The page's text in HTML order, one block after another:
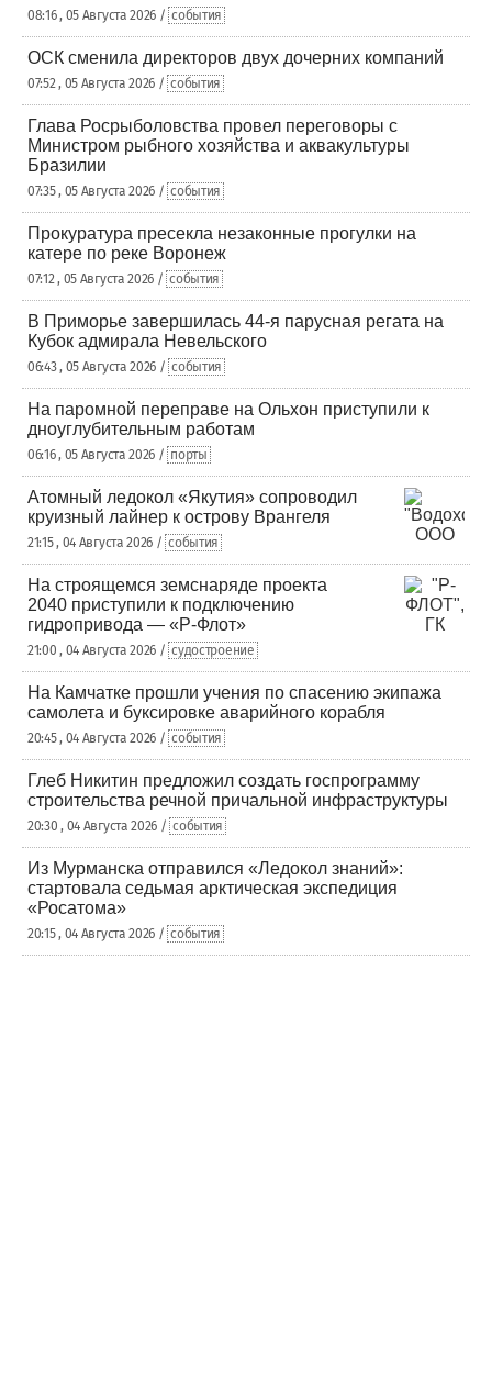
08:16 , 05 Августа 2026 / события
ОСК сменила директоров двух дочерних компаний
07:52 , 05 Августа 2026 / события
Глава Росрыболовства провел переговоры с
Министром рыбного хозяйства и аквакультуры
Бразилии
07:35 , 05 Августа 2026 / события
Прокуратура пресекла незаконные прогулки на
катере по реке Воронеж
07:12 , 05 Августа 2026 / события
В Приморье завершилась 44-я парусная регата на
Кубок адмирала Невельского
06:43 , 05 Августа 2026 / события
На паромной переправе на Ольхон приступили к
дноуглубительным работам
06:16 , 05 Августа 2026 / порты
Атомный ледокол «Якутия» сопроводил
круизный лайнер к острову Врангеля
21:15 , 04 Августа 2026 / события
На строящемся земснаряде проекта
2040 приступили к подключению
гидропривода — «Р-Флот»
21:00 , 04 Августа 2026 / судостроение
На Камчатке прошли учения по спасению экипажа
самолета и буксировке аварийного корабля
20:45 , 04 Августа 2026 / события
Глеб Никитин предложил создать госпрограмму
строительства речной причальной инфраструктуры
20:30 , 04 Августа 2026 / события
Из Мурманска отправился «Ледокол знаний»:
стартовала седьмая арктическая экспедиция
«Росатома»
20:15 , 04 Августа 2026 / события